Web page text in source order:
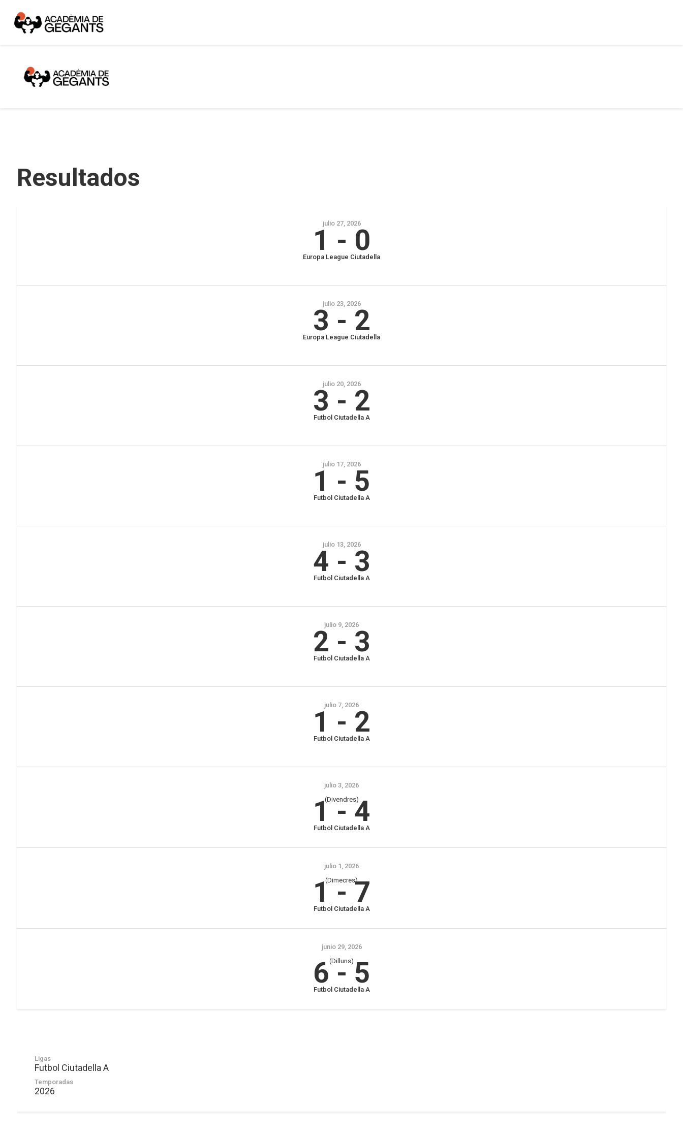
Resultados
julio 27, 2026
1 - 0
Europa League Ciutadella
julio 23, 2026
3 - 2
Europa League Ciutadella
julio 20, 2026
3 - 2
Futbol Ciutadella A
julio 17, 2026
1 - 5
Futbol Ciutadella A
julio 13, 2026
4 - 3
Futbol Ciutadella A
julio 9, 2026
2 - 3
Futbol Ciutadella A
julio 7, 2026
1 - 2
Futbol Ciutadella A
julio 3, 2026
(Divendres)
1-4
Futbol Ciutadella A
julio 1, 2026
(Dimecres)
1-7
Futbol Ciutadella A
junio 29, 2026
(Dilluns)
6-5
Futbol Ciutadella A
Ligas
Futbol Ciutadella A
Temporadas
2026